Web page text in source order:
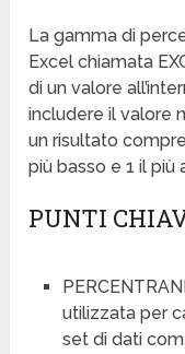
La gamma di
Excel chiamata
di un valore
includere il valore
un risultato
più basso e 1 il più
PUNTI
utilizzata per
set di dati